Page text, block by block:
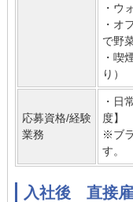
・ウ
・オ
で野
・喫
り）
応募資格/経験
業務
・日
度】
※ブ
す。
入社後 直接